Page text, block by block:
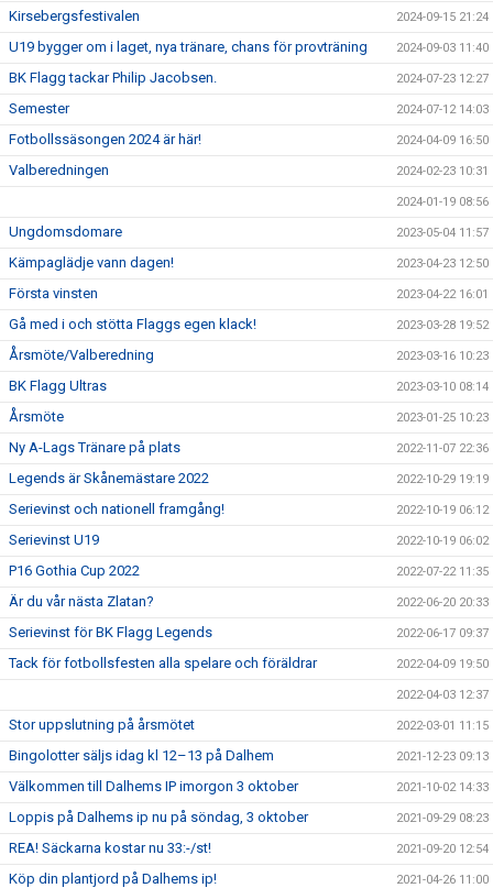
Kirsebergsfestivalen 2024-09-15 21:24
U19 bygger om i laget, nya tränare, chans för provträning 2024-09-03 11:40
BK Flagg tackar Philip Jacobsen. 2024-07-23 12:27
Semester 2024-07-12 14:03
Fotbollssäsongen 2024 är här! 2024-04-09 16:50
Valberedningen 2024-02-23 10:31
2024-01-19 08:56
Ungdomsdomare 2023-05-04 11:57
Kämpaglädje vann dagen! 2023-04-23 12:50
Första vinsten 2023-04-22 16:01
Gå med i och stötta Flaggs egen klack! 2023-03-28 19:52
Årsmöte/Valberedning 2023-03-16 10:23
BK Flagg Ultras 2023-03-10 08:14
Årsmöte 2023-01-25 10:23
Ny A-Lags Tränare på plats 2022-11-07 22:36
Legends är Skånemästare 2022 2022-10-29 19:19
Serievinst och nationell framgång! 2022-10-19 06:12
Serievinst U19 2022-10-19 06:02
P16 Gothia Cup 2022 2022-07-22 11:35
Är du vår nästa Zlatan? 2022-06-20 20:33
Serievinst för BK Flagg Legends 2022-06-17 09:37
Tack för fotbollsfesten alla spelare och föräldrar 2022-04-09 19:50
2022-04-03 12:37
Stor uppslutning på årsmötet 2022-03-01 11:15
Bingolotter säljs idag kl 12–13 på Dalhem 2021-12-23 09:13
Välkommen till Dalhems IP imorgon 3 oktober 2021-10-02 14:33
Loppis på Dalhems ip nu på söndag, 3 oktober 2021-09-29 08:23
REA! Säckarna kostar nu 33:-/st! 2021-09-20 12:54
Köp din plantjord på Dalhems ip! 2021-04-26 11:00